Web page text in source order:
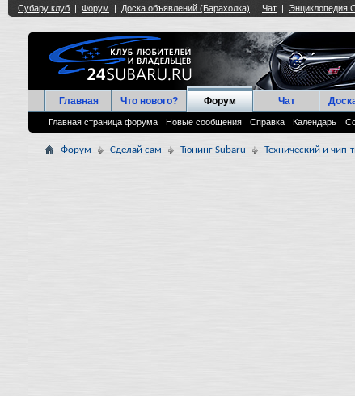
Главная Что нового? Форум
Главная страница форума Новые сообщения Справка Календарь
Чат
Форум Сделай сам Тюнинг Subaru Технический и чип-